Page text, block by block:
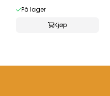
På lager
Kjøp